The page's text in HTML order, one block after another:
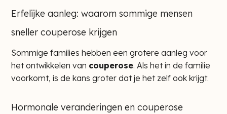
Erfelijke aanleg: waarom sommige mensen
sneller couperose krijgen
Sommige families hebben een grotere aanleg voor
het ontwikkelen van couperose. Als het in de familie
voorkomt, is de kans groter dat je het zelf ook krijgt.
Hormonale veranderingen en couperose